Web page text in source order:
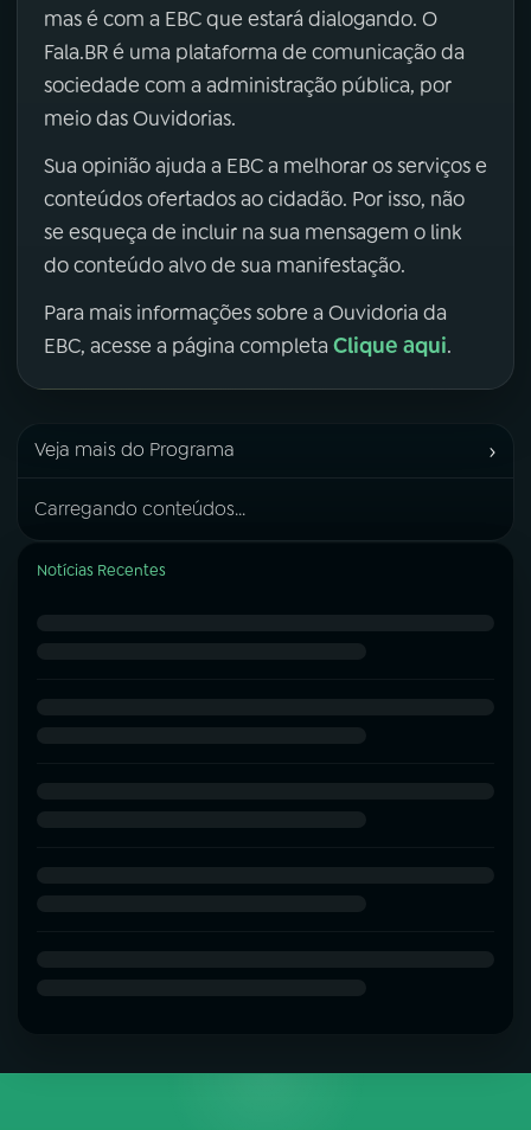
mas é com a EBC que estará dialogando. O
Fala.BR é uma plataforma de comunicação da
sociedade com a administração pública, por
meio das Ouvidorias.
Sua opinião ajuda a EBC a melhorar os serviços e
conteúdos ofertados ao cidadão. Por isso, não
se esqueça de incluir na sua mensagem o link
do conteúdo alvo de sua manifestação.
Para mais informações sobre a Ouvidoria da
EBC, acesse a página completa Clique aqui.
Veja mais do Programa ›
Carregando conteúdos...
Notícias Recentes